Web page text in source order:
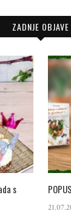
ZADNJE OBJAVE
s